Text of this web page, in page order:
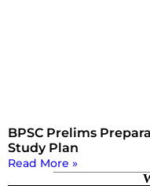
BPSC Prelims
Study Plan
Read More »